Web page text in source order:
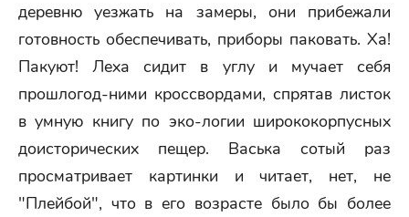
деревню уезжать на замеры, они прибежали
готовность обеспечивать, приборы паковать. Ха!
Пакуют! Леха сидит в углу и мучает себя
прошлогод-ними кроссвордами, спрятав листок
в умную книгу по эко-логии ширококорпусных
доисторических пещер. Васька сотый раз
просматривает картинки и читает, нет, не
"Плейбой", что в его возрасте было бы более